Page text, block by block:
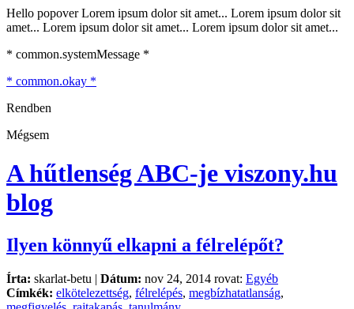
Hello popover Lorem ipsum dolor sit amet... Lorem ipsum dolor sit
amet... Lorem ipsum dolor sit amet... Lorem ipsum dolor sit amet...
* common.systemMessage *
* common.okay *
Rendben
Mégsem
A hűtlenség ABC-je viszony.hu
blog
Ilyen könnyű elkapni a félrelépőt?
Írta: skarlat-betu | Dátum: nov 24, 2014 rovat: Egyéb
Címkék: elkötelezettség, félrelépés, megbízhatatlanság,